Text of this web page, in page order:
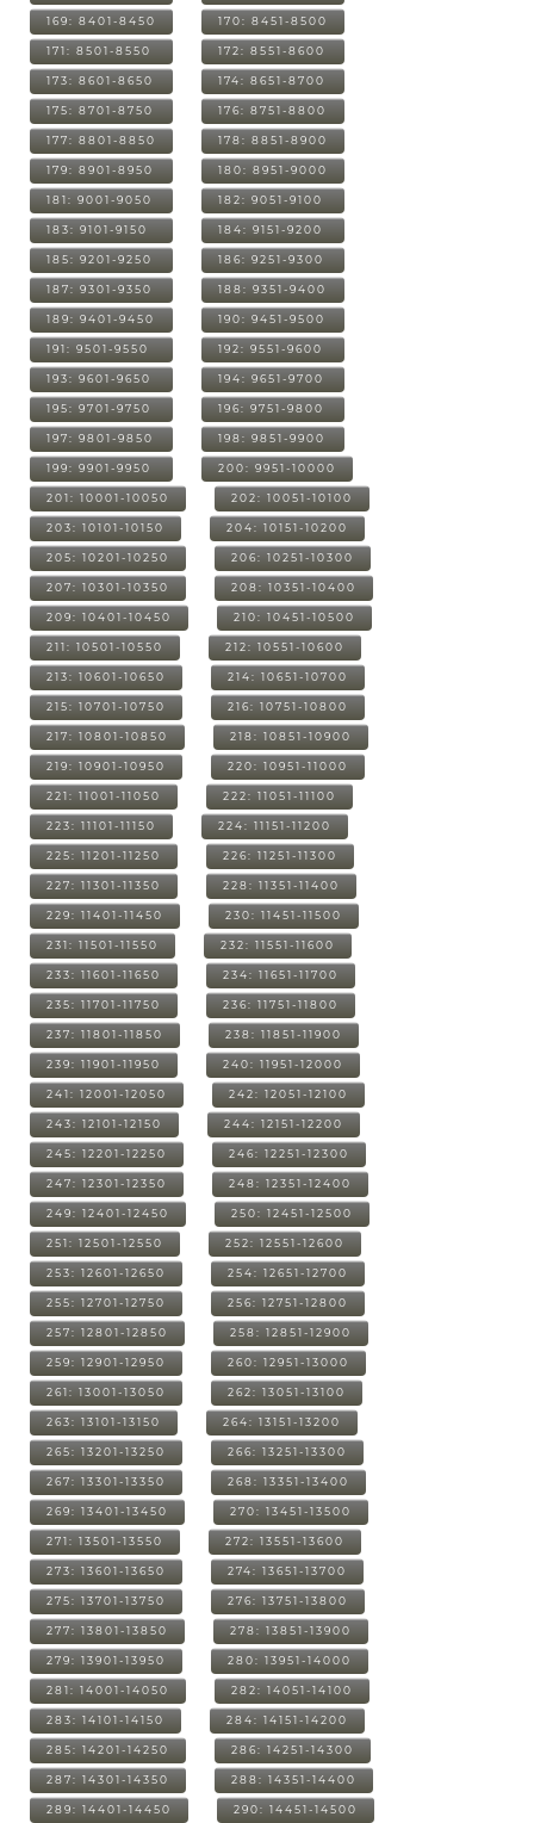
169: 8401-8450 170: 8451-8500
171: 8501-8550 172: 8551-8600
173: 8601-8650 174: 8651-8700
175: 8701-8750 176: 8751-8800
177: 8801-8850 178: 8851-8900
179: 8901-8950 180: 8951-9000
181: 9001-9050 182: 9051-9100
183: 9101-9150 184: 9151-9200
185: 9201-9250 186: 9251-9300
187: 9301-9350 188: 9351-9400
189: 9401-9450 190: 9451-9500
191: 9501-9550 192: 9551-9600
193: 9601-9650 194: 9651-9700
195: 9701-9750 196: 9751-9800
197: 9801-9850 198: 9851-9900
199: 9901-9950 200: 9951-10000
201: 10001-10050 202: 10051-10100
203: 10101-10150 204: 10151-10200
205: 10201-10250 206: 10251-10300
207: 10301-10350 208: 10351-10400
209: 10401-10450 210: 10451-10500
211: 10501-10550 212: 10551-10600
213: 10601-10650 214: 10651-10700
215: 10701-10750 216: 10751-10800
217: 10801-10850 218: 10851-10900
219: 10901-10950 220: 10951-11000
221: 11001-11050 222: 11051-11100
223: 11101-11150 224: 11151-11200
225: 11201-11250 226: 11251-11300
227: 11301-11350 228: 11351-11400
229: 11401-11450 230: 11451-11500
231: 11501-11550 232: 11551-11600
233: 11601-11650 234: 11651-11700
235: 11701-11750 236: 11751-11800
237: 11801-11850 238: 11851-11900
239: 11901-11950 240: 11951-12000
241: 12001-12050 242: 12051-12100
243: 12101-12150 244: 12151-12200
245: 12201-12250 246: 12251-12300
247: 12301-12350 248: 12351-12400
249: 12401-12450 250: 12451-12500
251: 12501-12550 252: 12551-12600
253: 12601-12650 254: 12651-12700
255: 12701-12750 256: 12751-12800
257: 12801-12850 258: 12851-12900
259: 12901-12950 260: 12951-13000
261: 13001-13050 262: 13051-13100
263: 13101-13150 264: 13151-13200
265: 13201-13250 266: 13251-13300
267: 13301-13350 268: 13351-13400
269: 13401-13450 270: 13451-13500
271: 13501-13550 272: 13551-13600
273: 13601-13650 274: 13651-13700
275: 13701-13750 276: 13751-13800
277: 13801-13850 278: 13851-13900
279: 13901-13950 280: 13951-14000
281: 14001-14050 282: 14051-14100
283: 14101-14150 284: 14151-14200
285: 14201-14250 286: 14251-14300
287: 14301-14350 288: 14351-14400
289: 14401-14450 290: 14451-14500